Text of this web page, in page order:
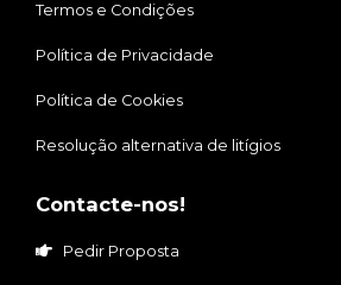
Termos e Condições
Política de Privacidade
Política de Cookies
Resolução alternativa de litígios
Contacte-nos!
Pedir Proposta